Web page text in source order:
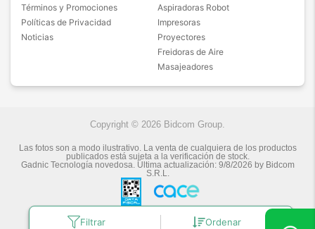
Filtrar Ordenar
Términos y Promociones
Políticas de Privacidad
Noticias
Aspiradoras Robot
Impresoras
Proyectores
Freidoras de Aire
Masajeadores
Copyright © 2026 Bidcom Group.
Las fotos son a modo ilustrativo. La venta de cualquiera de los productos
publicados está sujeta a la verificación de stock.
Gadnic Tecnología novedosa.Última actualización: 9/8/2026 by Bidcom
S.R.L.
Botón de arrepentimiento